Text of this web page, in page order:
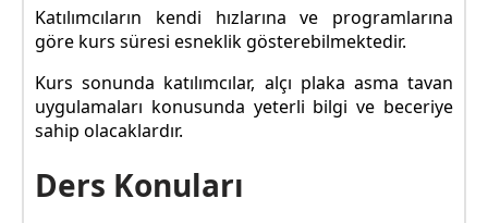
Katılımcıların kendi hızlarına ve programlarına
göre kurs süresi esneklik gösterebilmektedir.
Kurs sonunda katılımcılar, alçı plaka asma tavan
uygulamaları konusunda yeterli bilgi ve beceriye
sahip olacaklardır.
Ders Konuları